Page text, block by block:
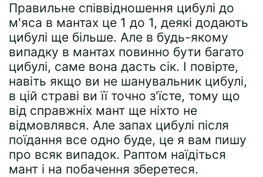
Правильне співвідношення цибулі до
м'яса в мантах це 1 до 1, деякі додають
цибулі ще більше. Але в будь-якому
випадку в мантах повинно бути багато
цибулі, саме вона дасть сік. І повірте,
навіть якщо ви не шанувальник цибулі,
в цій страві ви її точно з'їсте, тому що
від справжніх мант ще ніхто не
відмовлявся. Але запах цибулі після
поїдання все одно буде, це я вам пишу
про всяк випадок. Раптом наїдіться
мант і на побачення зберетеся.